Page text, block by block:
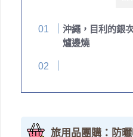
沖繩，目利的銀
爐邊燒
旅用品團購：防